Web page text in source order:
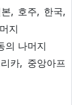
, 호주, 한국,
지
의 나머지
카, 중앙아프